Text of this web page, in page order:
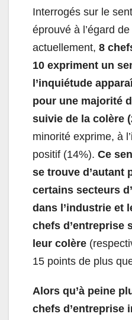
Interrogés sur le
éprouvé à l’égard
actuellement, 8
10 expriment un
l’inquiétude
pour une majorité
suivie de la colère
minorité exprime, à
positif (14%). Ce
se trouve d’autant
certains secteurs
dans l’industrie et
chefs d’entreprise
leur colère
15 points de plus
Alors qu’à peine
chefs d’entreprise